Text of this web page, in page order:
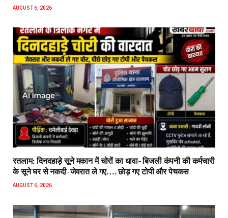
AUGUST 6, 2026
रतलाम: दिनदहाड़े सूने मकान में चोरों का धावा- बिजली कंपनी की कर्मचारी
के सूने घर से नकदी-जेवरात ले गए…. छोड़ गए टोपी और पेचकस
AUGUST 6, 2026